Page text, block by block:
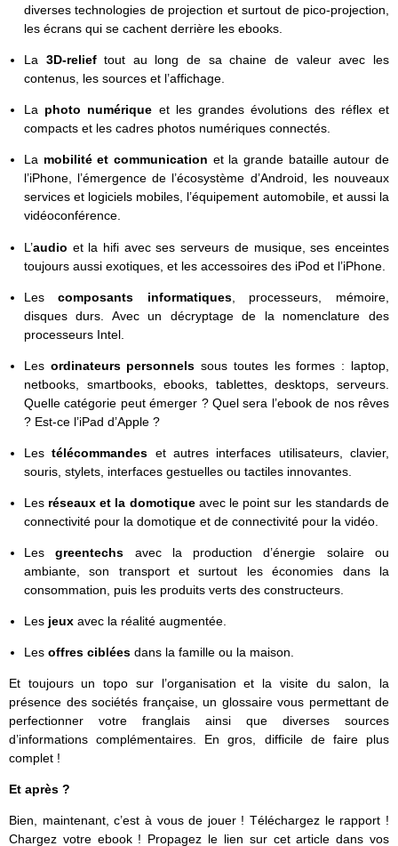
diverses technologies de projection et surtout de pico-projection,
les écrans qui se cachent derrière les ebooks.
La 3D-relieftout au long de sa chaine de valeur avec les
contenus, les sources et l’affichage.
La photo numérique et les grandes évolutions des réflex et
compacts et les cadres photos numériques connectés.
La mobilité et communication et la grande bataille autour de
l’iPhone, l’émergence de l’écosystème d’Android, les nouveaux
services et logiciels mobiles, l’équipement automobile, et aussi la
vidéoconférence.
L’audio et la hifi avec ses serveurs de musique, ses enceintes
toujours aussi exotiques, et les accessoires des iPod et l’iPhone.
Lescomposants informatiques, processeurs, mémoire,
disques durs. Avec un décryptage de la nomenclature des
processeurs Intel.
Les ordinateurs personnelssous toutes les formes : laptop,
netbooks, smartbooks, ebooks, tablettes, desktops, serveurs.
Quelle catégorie peut émerger ? Quel sera l’ebook de nos rêves
? Est-ce l’iPad d’Apple ?
Lestélécommandes et autres interfaces utilisateurs, clavier,
souris, stylets, interfaces gestuelles ou tactiles innovantes.
Les réseaux et la domotique avec le point sur les standards de
connectivité pour la domotique et de connectivité pour la vidéo.
Lesgreentechs avec la production d’énergie solaire ou
ambiante, son transport et surtout les économies dans la
consommation, puis les produits verts des constructeurs.
Les jeux avec la réalité augmentée.
Les offres ciblées dans la famille ou la maison.
Et toujours un topo sur l’organisation et la visite du salon, la
présence des sociétés française, un glossaire vous permettant de
perfectionner votre franglais ainsi que diverses sources
d’informations complémentaires. En gros, difficile de faire plus
complet !
Et après ?
Bien, maintenant, c’est à vous de jouer ! Téléchargez le rapport !
Chargez votre ebook ! Propagez le lien sur cet article dans vos